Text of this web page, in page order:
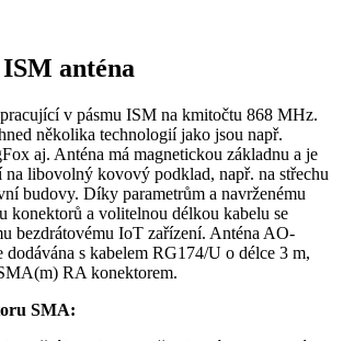
anténa
v pásmu ISM na kmitočtu 868 MHz.
několika technologií jako jsou např.
aj. Anténa má magnetickou základnu a je
na libovolný kovový podklad, např. na střechu
budovy. Díky parametrům a navrženému
konektorů a volitelnou délkou kabelu se
bezdrátovému IoT zařízení. Anténa AO-
s kabelem RG174/U o délce 3 m,
RA konektorem.
SMA: